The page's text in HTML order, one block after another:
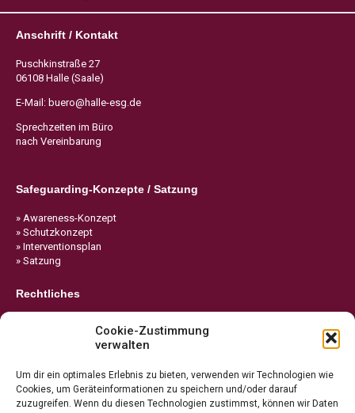
Cookie-Zustimmung
verwalten
Um dir ein optimales Erlebnis zu bieten, verwenden wir Technologien wie
Cookies, um Geräteinformationen zu speichern und/oder darauf
zuzugreifen. Wenn du diesen Technologien zustimmst, können wir Daten
Anschrift / Kontakt
Puschkinstraße 27
06108 Halle (Saale)
E-Mail: buero@halle-esg.de
Sprechzeiten im Büro
nach Vereinbarung
Safeguarding-Konzepte / Satzung
» Awareness-Konzept
» Schutzkonzept
» Interventionsplan
» Satzung
Rechtliches
» Cookie-Richtlinie